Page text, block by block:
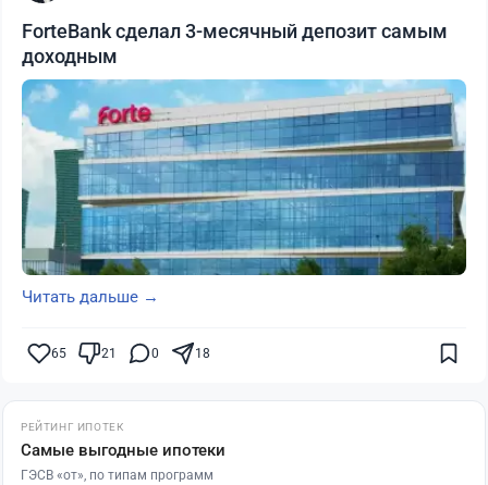
ForteBank сделал 3-месячный депозит самым
доходным
Читать дальше →
65 21 0 18
РЕЙТИНГ ИПОТЕК
Самые выгодные ипотеки
ГЭСВ «от», по типам программ